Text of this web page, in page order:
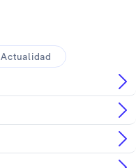
Actualidad